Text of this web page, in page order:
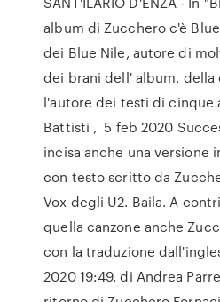
album di Zucchero c'è
dei Blue Nile, autore di
dei brani dell' album. della
l'autore dei testi di cinque
Battisti , 5 feb 2020
incisa anche una versione
con testo scritto da
Vox degli U2. Baila. A
quella canzone anche
con la traduzione
2020 19:49. di Andrea